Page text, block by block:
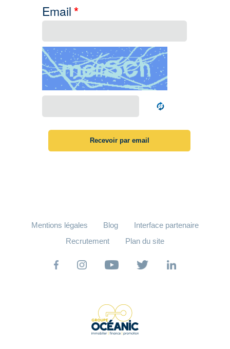
Email*
Recevoir par email
Mentions légales Blog
Interface partenaire
Recrutement
Plan du site